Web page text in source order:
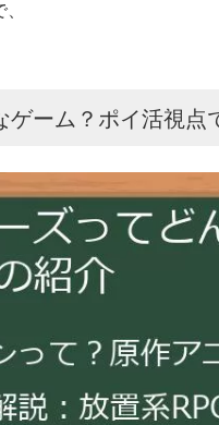
ゲーム？ポイ活視点